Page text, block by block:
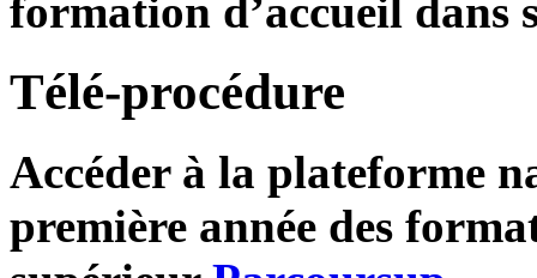
formation d’accueil dans
Télé-procédure
Accéder à la plateforme
première année des